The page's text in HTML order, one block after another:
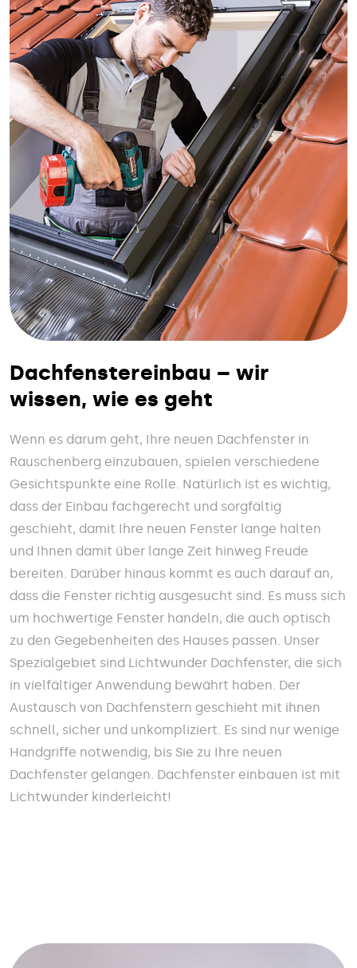
Dachfenstereinbau – wir
wissen, wie es geht
Wenn es darum geht, Ihre neuen Dachfenster in
Rauschenberg einzubauen, spielen verschiedene
Gesichtspunkte eine Rolle. Natürlich ist es wichtig,
dass der Einbau fachgerecht und sorgfältig
geschieht, damit Ihre neuen Fenster lange halten
und Ihnen damit über lange Zeit hinweg Freude
bereiten. Darüber hinaus kommt es auch darauf an,
dass die Fenster richtig ausgesucht sind. Es muss sich
um hochwertige Fenster handeln, die auch optisch
zu den Gegebenheiten des Hauses passen. Unser
Spezialgebiet sind Lichtwunder Dachfenster, die sich
in vielfältiger Anwendung bewährt haben. Der
Austausch von Dachfenstern geschieht mit ihnen
schnell, sicher und unkompliziert. Es sind nur wenige
Handgriffe notwendig, bis Sie zu Ihre neuen
Dachfenster gelangen. Dachfenster einbauen ist mit
Lichtwunder kinderleicht!